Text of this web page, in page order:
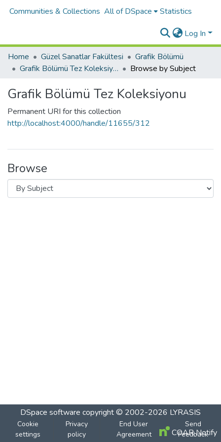
Communities & Collections All of DSpace Statistics
Log In
Home Güzel Sanatlar Fakültesi
Grafik Bölümü
Grafik Bölümü Tez Koleksiyonu
Browse by Subject
Grafik Bölümü Tez Koleksiyonu
Permanent URI for this collection
http://localhost:4000/handle/11655/312
Browse
DSpace software copyright © 2002-2026 LYRASIS
Cookie
settings
Privacy
policy
End User
Agreement
Send
Feedback
COAR Notify